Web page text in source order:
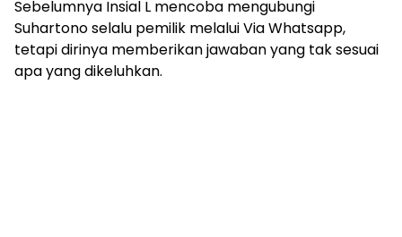
Sebelumnya Insial L mencoba mengubungi
Suhartono selalu pemilik melalui Via Whatsapp,
tetapi dirinya memberikan jawaban yang tak sesuai
apa yang dikeluhkan.